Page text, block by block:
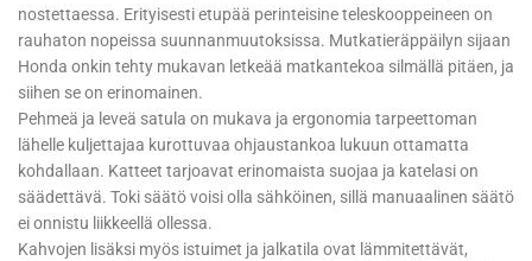
nostettaessa. Erityisesti etupää perinteisine teleskooppeineen on
rauhaton nopeissa suunnanmuutoksissa. Mutkatieräppäilyn sijaan
Honda onkin tehty mukavan letkeää matkantekoa silmällä pitäen, ja
siihen se on erinomainen.
Pehmeä ja leveä satula on mukava ja ergonomia tarpeettoman
lähelle kuljettajaa kurottuvaa ohjaustankoa lukuun ottamatta
kohdallaan. Katteet tarjoavat erinomaista suojaa ja katelasi on
säädettävä. Toki säätö voisi olla sähköinen, sillä manuaalinen säätö
ei onnistu liikkeellä ollessa.
Kahvojen lisäksi myös istuimet ja jalkatila ovat lämmitettävät,